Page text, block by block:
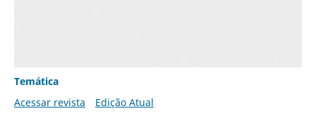
Temática
Acessar revista
Edição Atual